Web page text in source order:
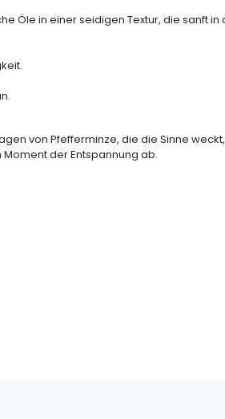
Öle in einer seidigen Textur, die sanft in
von Pfefferminze, die die Sinne
der Entspannung ab.